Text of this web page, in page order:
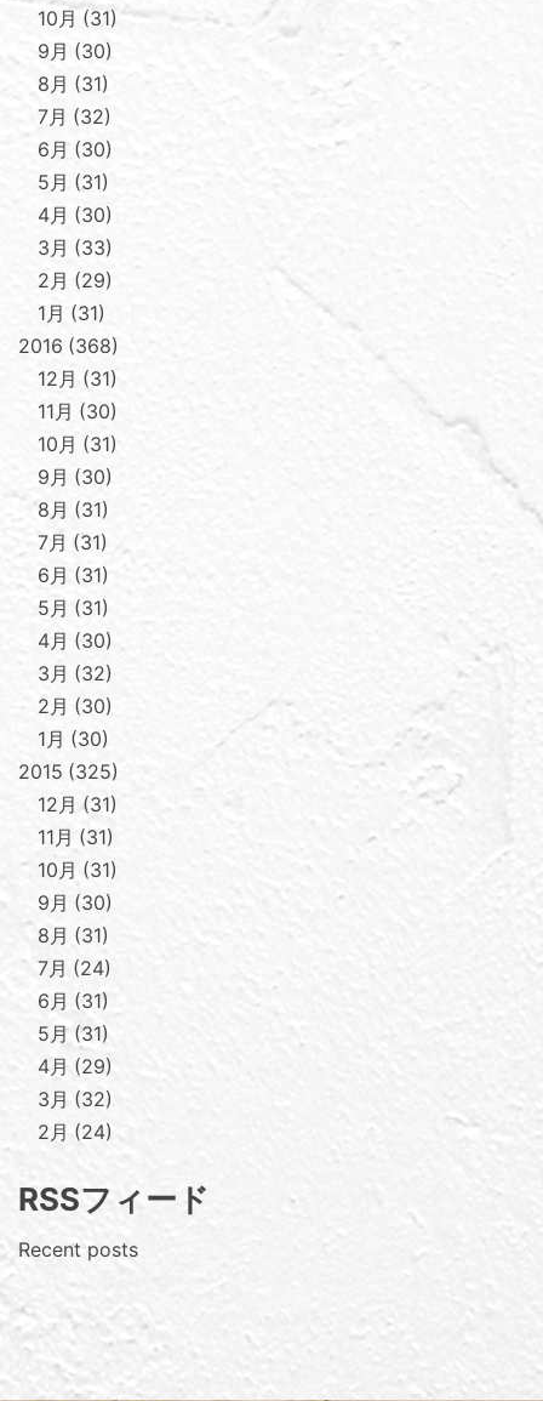
10月
31
9月
30
8月
31
7月
32
6月
30
5月
31
4月
30
3月
33
2月
29
1月
31
2016 368
12月
31
11月
30
10月
31
9月
30
8月
31
7月
31
6月
31
5月
31
4月
30
3月
32
2月
30
1月
30
2015 325
12月
31
11月
31
10月
31
9月
30
8月
31
7月
24
6月
31
5月 31
4月
29
3月
32
2月
24
RSSフィード
Recent posts